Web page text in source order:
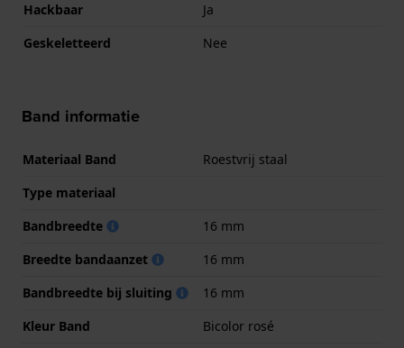
Hackbaar
Ja
Geskeletteerd
Nee
Band informatie
Materiaal Band
Roestvrij staal
Type materiaal
Bandbreedte
16 mm
Breedte bandaanzet
16 mm
Bandbreedte bij sluiting
16 mm
Kleur Band
Bicolor rosé